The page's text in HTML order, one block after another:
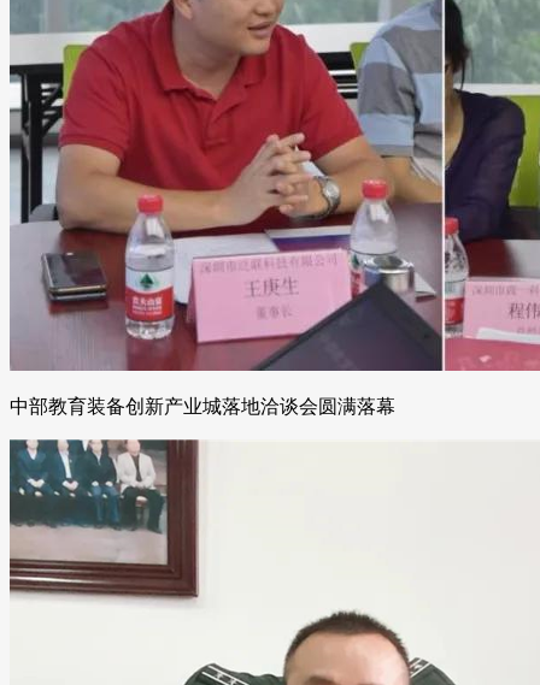
中部教育装备创新产业城落地洽谈会圆满落幕